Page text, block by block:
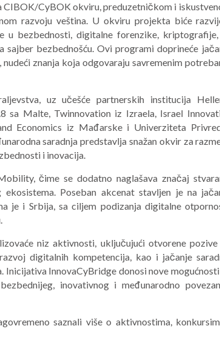
CIBOK/CyBOK okviru, preduzetničkom i
razvoju veština. U okviru projekta biće
bezbednosti, digitalne forenzike,
bezbednošću. Ovi programi doprineće
znanja koja odgovaraju savremenim
uz učešće partnerskih institucija
sa Malte, Twinnovation iz Izraela, Israel
Economics iz Mađarske i Univerziteta
saradnja predstavlja snažan okvir za
i inovacija.
čime se dodatno naglašava značaj
Poseban akcenat stavljen je na
je i Srbija, sa ciljem podizanja digitalne
niz aktivnosti, uključujući otvorene
digitalnih kompetencija, kao i jačanje
InnovaCyBridge donosi nove
inovativnog i međunarodno
saznali više o aktivnostima,